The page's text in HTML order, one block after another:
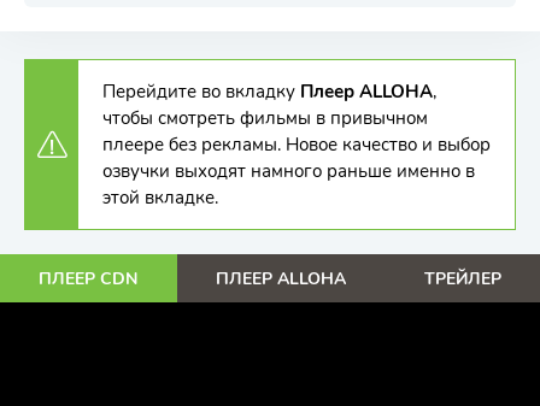
Перейдите во вкладку Плеер ALLOHA,
чтобы смотреть фильмы в привычном
плеере без рекламы. Новое качество и выбор
озвучки выходят намного раньше именно в
этой вкладке.
ПЛЕЕР CDN ПЛЕЕР ALLOHA ТРЕЙЛЕР